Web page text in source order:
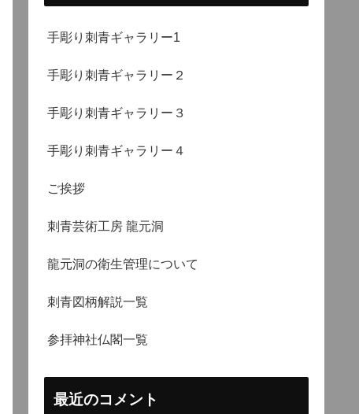
手彫り刺青ギャラリー1
手彫り刺青ギャラリー２
手彫り刺青ギャラリー３
手彫り刺青ギャラリー４
ご挨拶
刺青芸術工房 龍元洞
龍元洞の衛生管理について
刺青図柄解説一覧
参拝神社仏閣一覧
最近のコメント